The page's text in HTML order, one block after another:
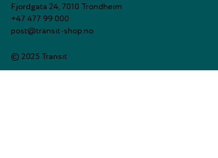
Fjordgata 24, 7010 Trondheim
+47 477 99 000
post@transit-shop.no
© 2025 Transit